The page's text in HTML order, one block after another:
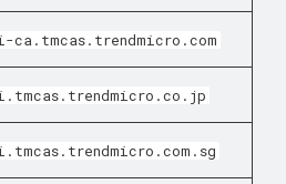
ca.tmcas.trendmicro.com